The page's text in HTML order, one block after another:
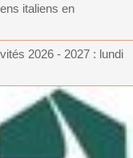
italiens en
2026 - 2027 : lundi